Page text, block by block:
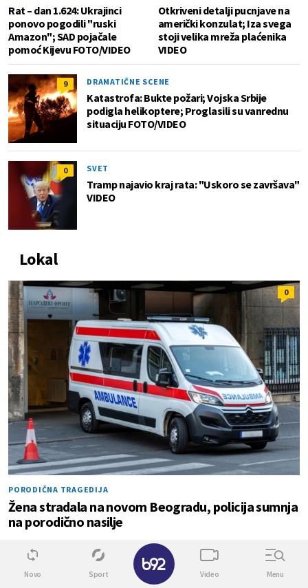
Rat – dan 1.624: Ukrajinci
ponovo pogodili "ruski
Amazon"; SAD pojačale
pomoć Kijevu FOTO/VIDEO
Otkriveni detalji pucnjave na
američki konzulat; Iza svega
stoji velika mreža plaćenika
VIDEO
9 DRAMATIČNE SCENE
Katastrofa: Bukte požari; Vojska Srbije
podigla helikoptere; Proglasili su vanrednu
situaciju FOTO/VIDEO
0 SVET
Tramp najavio kraj rata: "Uskoro se završava"
VIDEO
Lokal
0
PORODIČNA TRAGEDIJA
Žena stradala na novom Beogradu, policija sumnja
na porodično nasilje
0 0
Novo Sport Video Menu
✕